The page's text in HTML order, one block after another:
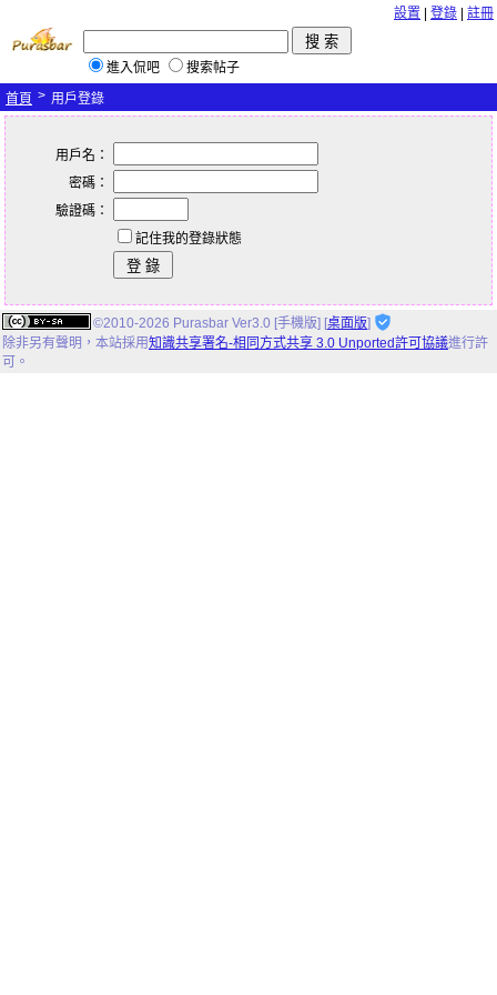
設置 登錄 註冊
進入侃吧
搜索帖子
首頁 > 用戶登錄
用戶名：
密碼：
驗證碼：
記住我的登錄狀態
©2010-2026 Purasbar Ver3.0 [手機版] [桌面版]
除非另有聲明， 本站採用知識共享署名-相同方式共享 3.0 Unported許可協議進行許
可。